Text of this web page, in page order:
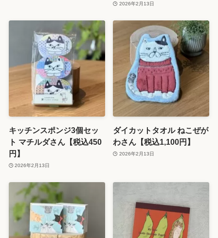
2026年2月13日
キッチンスポンジ3個セッ
ト マチルダさん【税込450
円】
2026年2月13日
ダイカットタオル ねこぜが
わさん【税込1,100円】
2026年2月13日